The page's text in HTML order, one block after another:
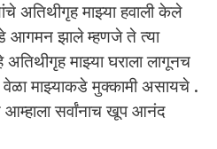
अतिथीगृह माझ्या हवाली केले
आगमन झाले म्हणजे ते त्या
माझ्या घराला लागूनच
माझ्याकडे मुक्कामी असायचे .
सर्वांनाच खूप आनंद